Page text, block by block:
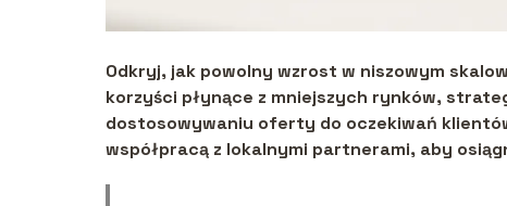
Odkryj, jak powolny wzrost w niszowym
korzyści płynące z mniejszych rynków,
dostosowywaniu oferty do oczekiwań
współpracą z lokalnymi partnerami, aby